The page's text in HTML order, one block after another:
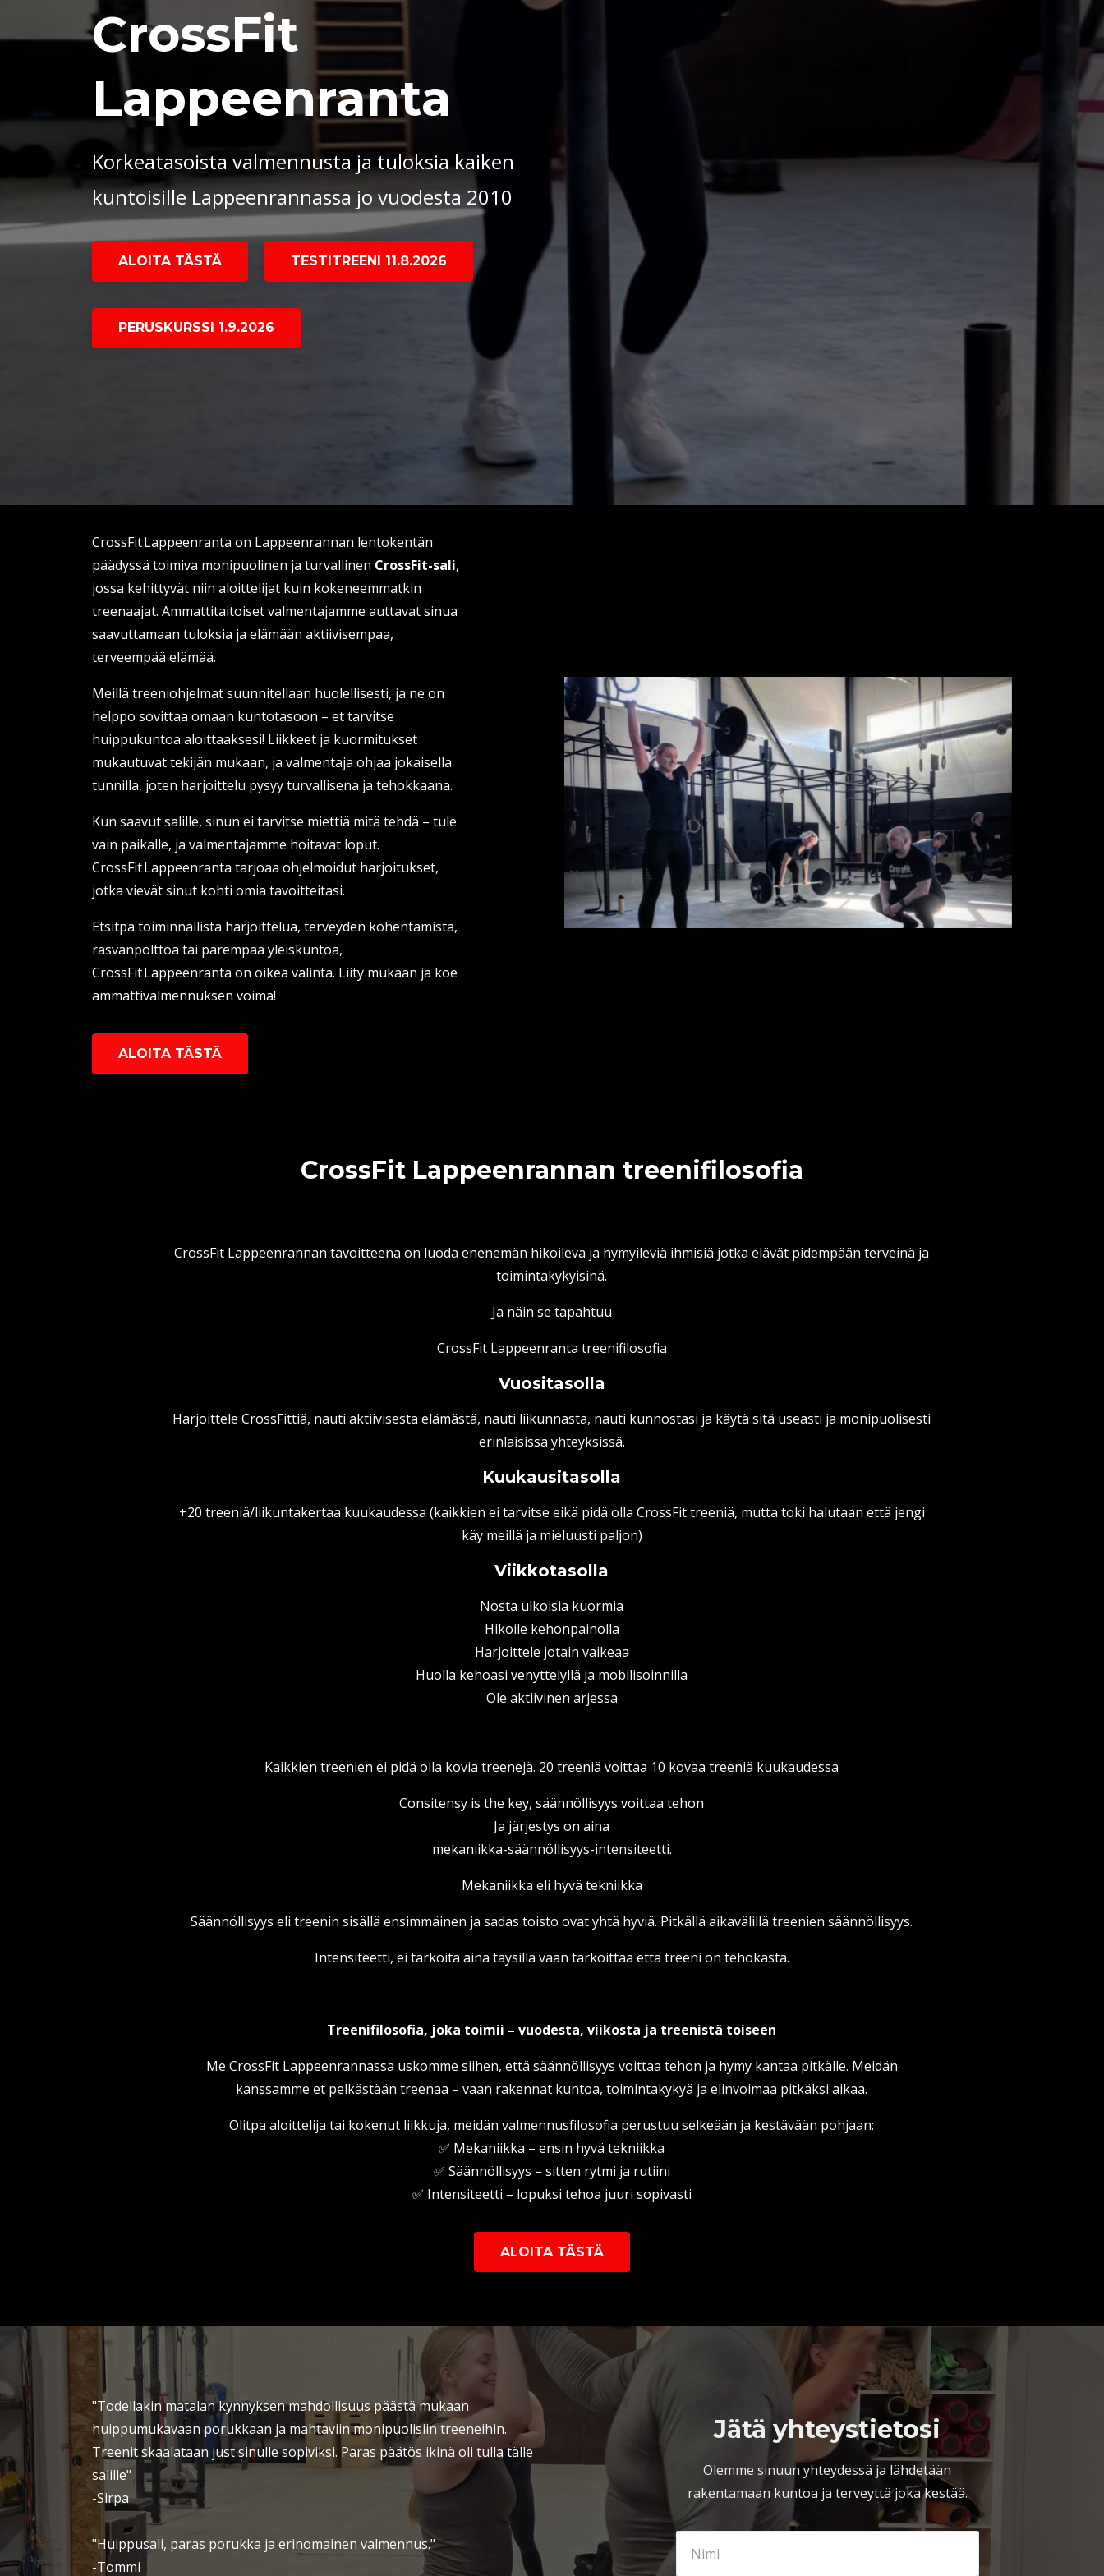
CrossFit
Lappeenranta
Korkeatasoista valmennusta ja tuloksia kaiken
kuntoisille Lappeenrannassa jo vuodesta 2010
ALOITA TÄSTÄ TESTITREENI 11.8.2026
PERUSKURSSI 1.9.2026
CrossFit Lappeenranta on Lappeenrannan lentokentän
päädyssä toimiva monipuolinen ja turvallinen CrossFit-sali,
jossa kehittyvät niin aloittelijat kuin kokeneemmatkin
treenaajat. Ammattitaitoiset valmentajamme auttavat sinua
saavuttamaan tuloksia ja elämään aktiivisempaa,
terveempää elämää.
Meillä treeniohjelmat suunnitellaan huolellisesti, ja ne on
helppo sovittaa omaan kuntotasoon – et tarvitse
huippukuntoa aloittaaksesi! Liikkeet ja kuormitukset
mukautuvat tekijän mukaan, ja valmentaja ohjaa jokaisella
tunnilla, joten harjoittelu pysyy turvallisena ja tehokkaana.
Kun saavut salille, sinun ei tarvitse miettiä mitä tehdä – tule
vain paikalle, ja valmentajamme hoitavat loput.
CrossFit Lappeenranta tarjoaa ohjelmoidut harjoitukset,
jotka vievät sinut kohti omia tavoitteitasi.
Etsitpä toiminnallista harjoittelua, terveyden kohentamista,
rasvanpolttoa tai parempaa yleiskuntoa,
CrossFit Lappeenranta on oikea valinta. Liity mukaan ja koe
ammattivalmennuksen voima!
ALOITA TÄSTÄ
CrossFit Lappeenrannan treenifilosofia
CrossFit Lappeenrannan tavoitteena on luoda enenemän hikoileva ja hymyileviä ihmisiä jotka elävät pidempään terveinä ja
toimintakykyisinä.
Ja näin se tapahtuu
CrossFit Lappeenranta treenifilosofia
Vuositasolla
Harjoittele CrossFittiä, nauti aktiivisesta elämästä, nauti liikunnasta, nauti kunnostasi ja käytä sitä useasti ja monipuolisesti
erinlaisissa yhteyksissä.
Kuukausitasolla
+20 treeniä/liikuntakertaa kuukaudessa (kaikkien ei tarvitse eikä pidä olla CrossFit treeniä, mutta toki halutaan että jengi
käy meillä ja mieluusti paljon)
Viikkotasolla
Nosta ulkoisia kuormia
Hikoile kehonpainolla
Harjoittele jotain vaikeaa
Huolla kehoasi venyttelyllä ja mobilisoinnilla
Ole aktiivinen arjessa
Kaikkien treenien ei pidä olla kovia treenejä. 20 treeniä voittaa 10 kovaa treeniä kuukaudessa
Consitensy is the key, säännöllisyys voittaa tehon
Ja järjestys on aina
mekaniikka-säännöllisyys-intensiteetti.
Mekaniikka eli hyvä tekniikka
Säännöllisyys eli treenin sisällä ensimmäinen ja sadas toisto ovat yhtä hyviä. Pitkällä aikavälillä treenien säännöllisyys.
Intensiteetti, ei tarkoita aina täysillä vaan tarkoittaa että treeni on tehokasta.
Treenifilosofia, joka toimii – vuodesta, viikosta ja treenistä toiseen
Me CrossFit Lappeenrannassa uskomme siihen, että säännöllisyys voittaa tehon ja hymy kantaa pitkälle. Meidän
kanssamme et pelkästään treenaa – vaan rakennat kuntoa, toimintakykyä ja elinvoimaa pitkäksi aikaa.
Olitpa aloittelija tai kokenut liikkuja, meidän valmennusfilosofia perustuu selkeään ja kestävään pohjaan:
✅ Mekaniikka – ensin hyvä tekniikka
✅ Säännöllisyys – sitten rytmi ja rutiini
✅ Intensiteetti – lopuksi tehoa juuri sopivasti
ALOITA TÄSTÄ
"Todellakin matalan kynnyksen mahdollisuus päästä mukaan
huippumukavaan porukkaan ja mahtaviin monipuolisiin treeneihin.
Treenit skaalataan just sinulle sopiviksi. Paras päätös ikinä oli tulla tälle
salille"
-Sirpa
"Huippusali, paras porukka ja erinomainen valmennus."
-Tommi
Jätä yhteystietosi
Olemme sinuun yhteydessä ja lähdetään
rakentamaan kuntoa ja terveyttä joka kestää.